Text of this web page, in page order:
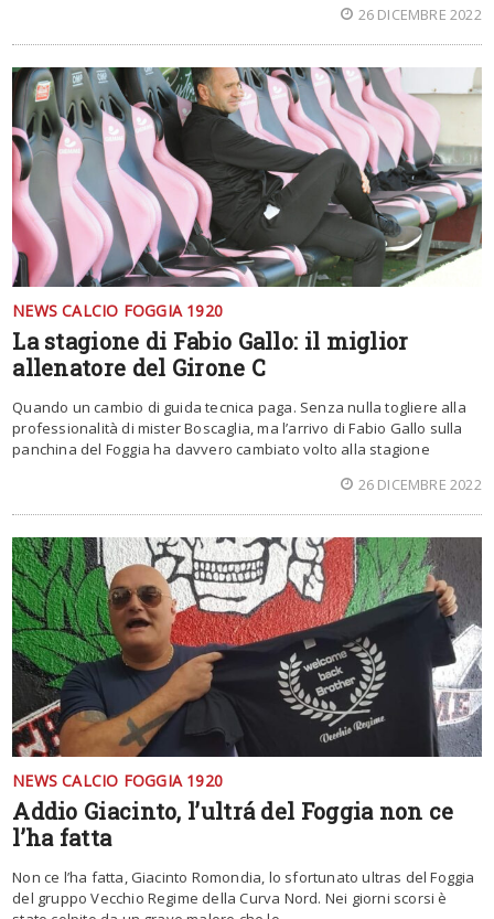
26 DICEMBRE 2022
NEWS CALCIO FOGGIA 1920
La stagione di Fabio Gallo: il miglior
allenatore del Girone C
Quando un cambio di guida tecnica paga. Senza nulla togliere alla
professionalità di mister Boscaglia, ma l’arrivo di Fabio Gallo sulla
panchina del Foggia ha davvero cambiato volto alla stagione
26 DICEMBRE 2022
NEWS CALCIO FOGGIA 1920
Addio Giacinto, l’ultrá del Foggia non ce
l’ha fatta
Non ce l’ha fatta, Giacinto Romondia, lo sfortunato ultras del Foggia
del gruppo Vecchio Regime della Curva Nord. Nei giorni scorsi è